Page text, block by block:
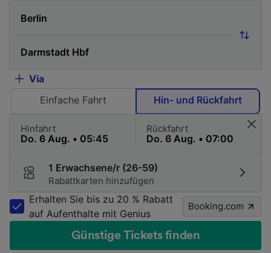
Via
Einfache Fahrt
Hin- und Rückfahrt
Hinfahrt Rückfahrt
1 Erwachsene/r (26-59)
Rabattkarten hinzufügen
Erhalten Sie bis zu 20 % Rabatt
auf Aufenthalte mit Genius
Booking.com
Günstige Tickets finden